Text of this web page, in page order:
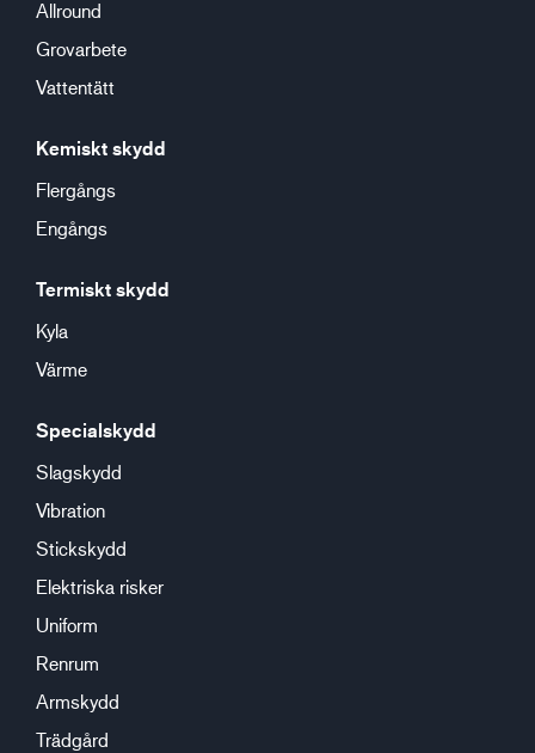
Allround
Grovarbete
Vattentätt
Kemiskt skydd
Flergångs
Engångs
Termiskt skydd
Kyla
Värme
Specialskydd
Slagskydd
Vibration
Stickskydd
Elektriska risker
Uniform
Renrum
Armskydd
Trädgård